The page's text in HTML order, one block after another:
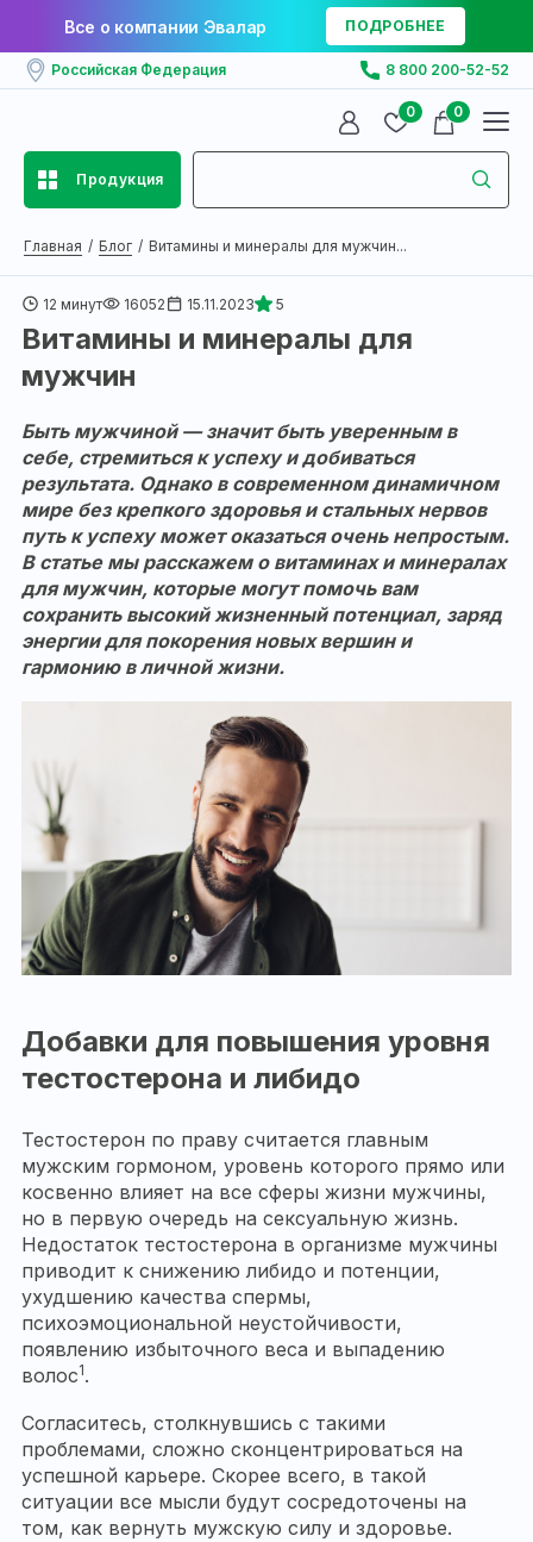
Все о компании Эвалар ПОДРОБНЕЕ
Российская Федерация 8 800 200-52-52
0 0
Продукция
Главная Блог Витамины и минералы для мужчин...
12 минут 16052 15.11.2023 5
Витамины и минералы для
мужчин
Быть мужчиной — значит быть уверенным в
себе, стремиться к успеху и добиваться
результата. Однако в современном динамичном
мире без крепкого здоровья и стальных нервов
путь к успеху может оказаться очень непростым.
В статье мы расскажем о витаминах и минералах
для мужчин, которые могут помочь вам
сохранить высокий жизненный потенциал, заряд
энергии для покорения новых вершин и
гармонию в личной жизни.
Добавки для повышения уровня
тестостерона и либидо
Тестостерон по праву считается главным
мужским гормоном, уровень которого прямо или
косвенно влияет на все сферы жизни мужчины,
но в первую очередь на сексуальную жизнь.
Недостаток тестостерона в организме мужчины
приводит к снижению либидо и потенции,
ухудшению качества спермы,
психоэмоциональной неустойчивости,
появлению избыточного веса и выпадению
волос1.
Согласитесь, столкнувшись с такими
проблемами, сложно сконцентрироваться на
успешной карьере. Скорее всего, в такой
ситуации все мысли будут сосредоточены на
том, как вернуть мужскую силу и здоровье.